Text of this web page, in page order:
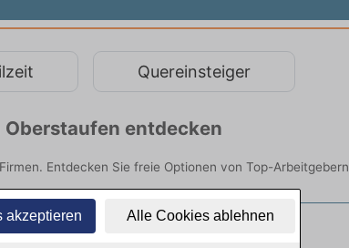
akzeptieren Alle Cookies ablehnen
Quereinsteiger
entdecken
Entdecken Sie freie Optionen von Top-
Büromanagement (m/w/d)